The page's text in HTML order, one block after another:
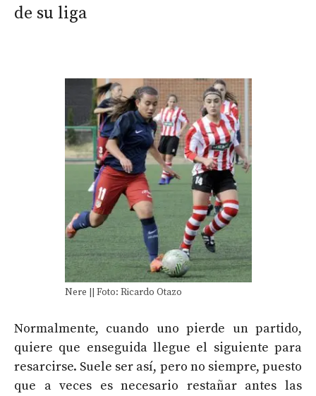
de su liga
Nere || Foto: Ricardo Otazo
Normalmente, cuando uno pierde un partido,
quiere que enseguida llegue el siguiente para
resarcirse. Suele ser así, pero no siempre, puesto
que a veces es necesario restañar antes las